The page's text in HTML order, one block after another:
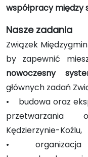
współpracy między
Nasze zadania
Związek
by zapewnić
nowoczesny
głównych zadań
• budowa oraz
przetwarzania
Kędzierzynie-Koźlu,
• organizacja